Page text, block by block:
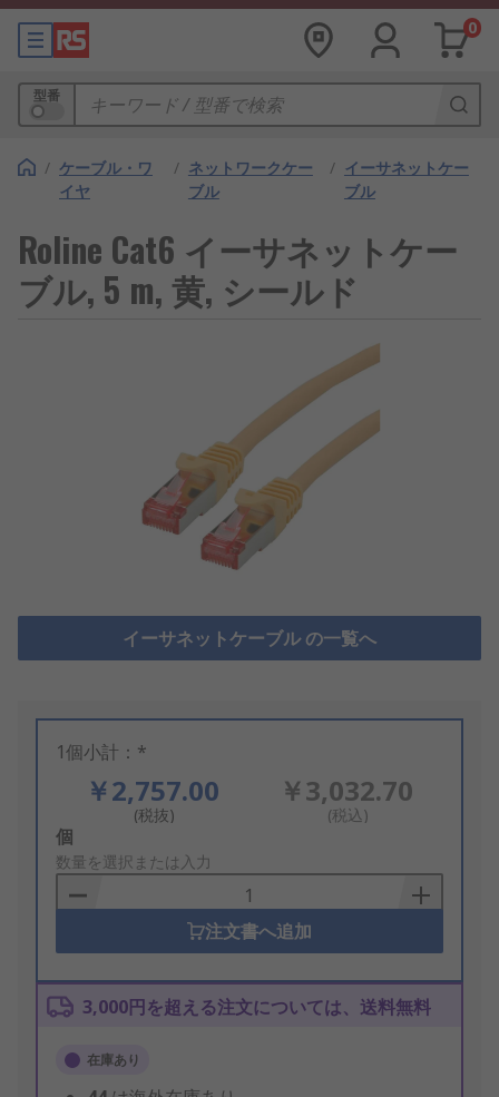
0
型番
/ ケーブル・ワ
イヤ
/ ネットワークケー
ブル
/ イーサネットケー
ブル
Roline Cat6 イーサネットケー
ブル, 5 m, 黄, シールド
イーサネットケーブル の一覧へ
1個小計：*
￥2,757.00
(税抜)
￥3,032.70
(税込)
Add
to
Basket
個
数量を選択または入力
注文書へ追加
3,000円を超える注文については、送料無料
在庫あり